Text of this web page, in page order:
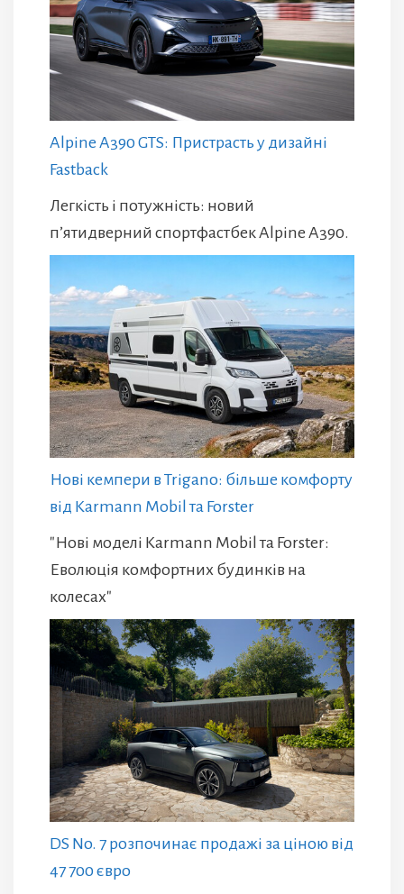
Alpine A390 GTS: Пристрасть у дизайні
Fastback
Легкість і потужність: новий
п’ятидверний спортфастбек Alpine A390.
Нові кемпери в Trigano: більше комфорту
від Karmann Mobil та Forster
"Нові моделі Karmann Mobil та Forster:
Еволюція комфортних будинків на
колесах"
DS No. 7 розпочинає продажі за ціною від
47 700 євро